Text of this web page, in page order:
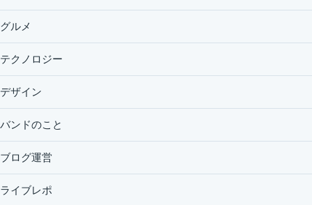
グルメ
テクノロジー
デザイン
バンドのこと
ブログ運営
ライブレポ